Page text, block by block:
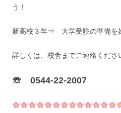
う！
新高校３年⇒ 大学受験の準備を
詳しくは、校舎までご連絡くださ
☏ 0544-22-2007